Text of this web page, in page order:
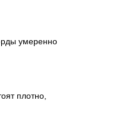
умеренно
плотно,